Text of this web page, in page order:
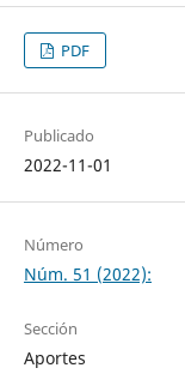
PDF
Publicado
2022-11-01
Número
Núm. 51 (2022):
Sección
Aportes